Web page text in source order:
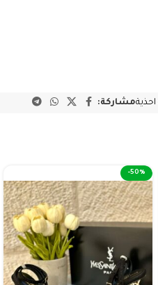
احذيةمشاركة:
-50%